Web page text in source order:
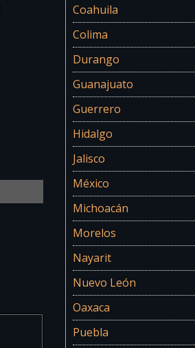
Coahuila
Colima
Durango
Guanajuato
Guerrero
Hidalgo
Jalisco
México
Michoacán
Morelos
Nayarit
Nuevo León
Oaxaca
Puebla